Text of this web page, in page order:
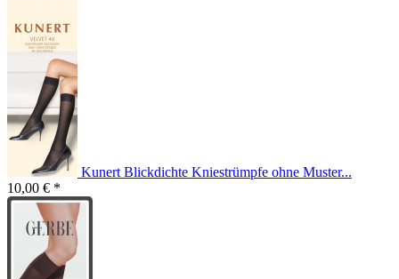
Kunert Blickdichte Kniestrümpfe ohne Muster...
10,00 € *